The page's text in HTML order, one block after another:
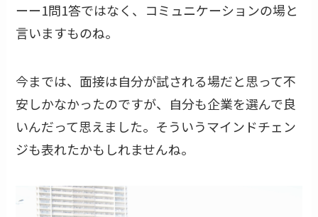
ーー1問1答ではなく、コミュニケーションの場と
言いますものね。
今までは、面接は自分が試される場だと思って不
安しかなかったのですが、自分も企業を選んで良
いんだって思えました。そういうマインドチェン
ジも表れたかもしれませんね。